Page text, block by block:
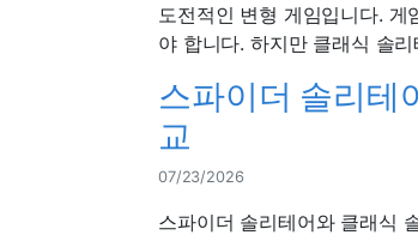
도전적인 변형 게임입니다.
야 합니다. 하지만 클래식 솔
스파이더 솔리테
교
07/23/2026
스파이더 솔리테어와 클래식